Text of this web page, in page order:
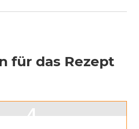
für das Rezept